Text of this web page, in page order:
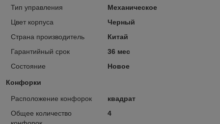
Тип управления
Механическое
Цвет корпуса
Черный
Страна производитель
Китай
Гарантийный срок
36 мес
Состояние
Новое
Конфорки
Расположение конфорок
квадрат
Общее количество
4